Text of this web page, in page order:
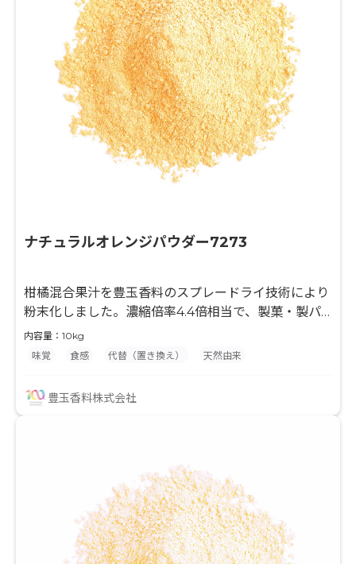
ナチュラルオレンジパウダー7273
柑橘混合果汁を豊玉香料のスプレードライ技術により
粉末化しました。濃縮倍率4.4倍相当で、製菓・製パ
ン・粉末飲料等の風味付けに最適な原料です。果汁と
デキストリンのみを使用して粉末化していますので、
用途でご使用頂けます。 水分との相性が良くない製品
に対して、果汁入りを謳う事ができます。
内容量：10kg
味覚
食感 代替（置き換え） 天然由来
豊玉香料株式会社